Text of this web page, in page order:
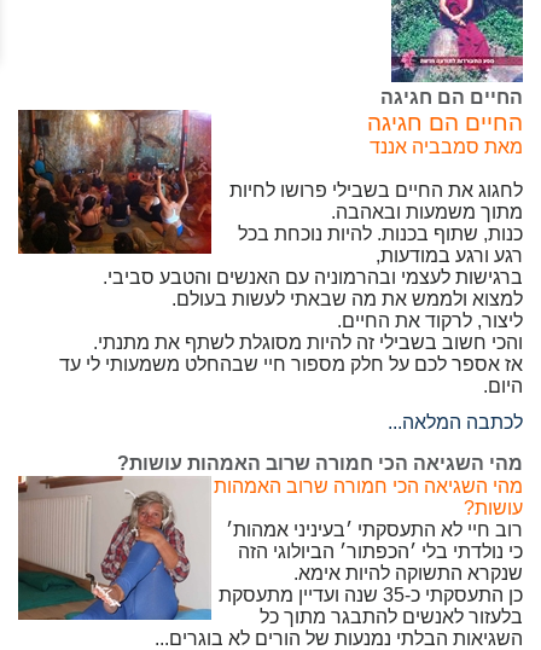
החיים הם חגיגה
החיים הם חגיגה
מאת סמבביה אננד
לחגוג את החיים בשבילי פרושו לחיות
מתוך משמעות ובאהבה.
כנות, שתוף בכנות. להיות נוכחת בכל
רגע ורגע במודעות,
ברגישות לעצמי ובהרמוניה עם האנשים והטבע סביבי.
למצוא ולממש את מה שבאתי לעשות בעולם.
ליצור, לרקוד את החיים.
והכי חשוב בשבילי זה להיות מסוגלת לשתף את מתנתי.
אז אספר לכם על חלק מספור חיי שבהחלט משמעותי לי עד
היום.
לכתבה המלאה...
מהי השגיאה הכי חמורה שרוב האמהות עושות?
מהי השגיאה הכי חמורה שרוב האמהות
עושות?
רוב חיי לא התעסקתי ׳בעיניני אמהות׳
כי נולדתי בלי ׳הכפתור׳ הביולוגי הזה
שנקרא התשוקה להיות אימא.
כן התעסקתי כ-35 שנה ועדיין מתעסקת
בלעזור לאנשים להתבגר מתוך כל
השגיאות הבלתי נמנעות של הורים לא בוגרים...